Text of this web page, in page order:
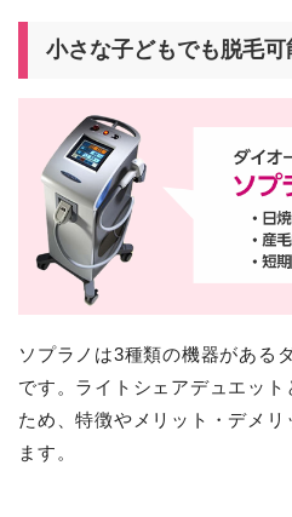
小さな子どもでも脱毛可
ソプラノは3種類の機器がある
です。ライトシェアデュエッ
ため、特徴やメリット・デメ
ます。